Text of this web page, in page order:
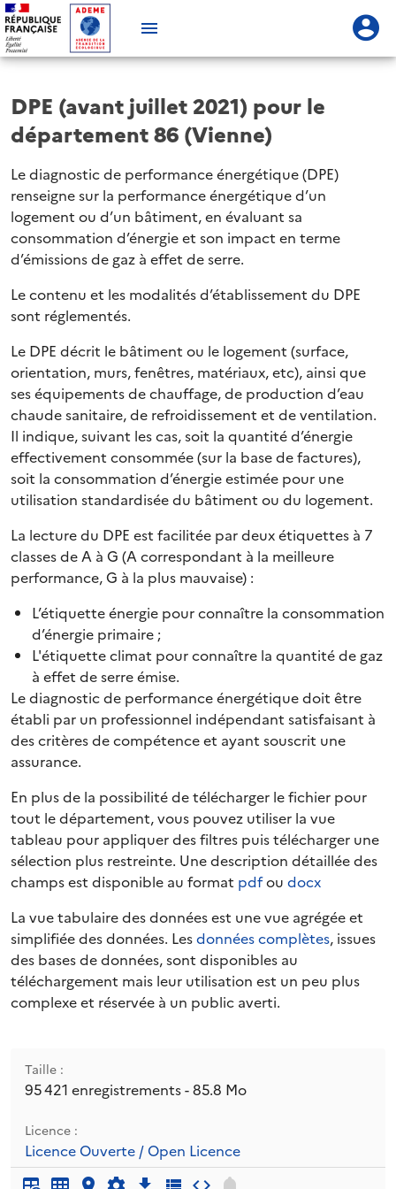
DPE (avant juillet 2021) pour le
département 86 (Vienne)
Le diagnostic de performance énergétique (DPE)
renseigne sur la performance énergétique d’un
logement ou d’un bâtiment, en évaluant sa
consommation d’énergie et son impact en terme
d’émissions de gaz à effet de serre.
Le contenu et les modalités d’établissement du DPE
sont réglementés.
Le DPE décrit le bâtiment ou le logement (surface,
orientation, murs, fenêtres, matériaux, etc), ainsi que
ses équipements de chauffage, de production d’eau
chaude sanitaire, de refroidissement et de ventilation.
Il indique, suivant les cas, soit la quantité d’énergie
effectivement consommée (sur la base de factures),
soit la consommation d’énergie estimée pour une
utilisation standardisée du bâtiment ou du logement.
La lecture du DPE est facilitée par deux étiquettes à 7
classes de A à G (A correspondant à la meilleure
performance, G à la plus mauvaise) :
L’étiquette énergie pour connaître la consommation
d’énergie primaire ;
L'étiquette climat pour connaître la quantité de gaz
à effet de serre émise.
Le diagnostic de performance énergétique doit être
établi par un professionnel indépendant satisfaisant à
des critères de compétence et ayant souscrit une
assurance.
En plus de la possibilité de télécharger le fichier pour
tout le département, vous pouvez utiliser la vue
tableau pour appliquer des filtres puis télécharger une
sélection plus restreinte. Une description détaillée des
champs est disponible au format pdfou docx
La vue tabulaire des données est une vue agrégée et
simplifiée des données. Lesdonnées complètes, issues
des bases de données, sont disponibles au
téléchargement mais leur utilisation est un peu plus
complexe et réservée à un public averti.
Taille :
95 421 enregistrements - 85.8 Mo
Licence :
Licence Ouverte / Open Licence